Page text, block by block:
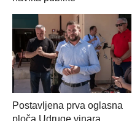
Postavljena prva oglasna